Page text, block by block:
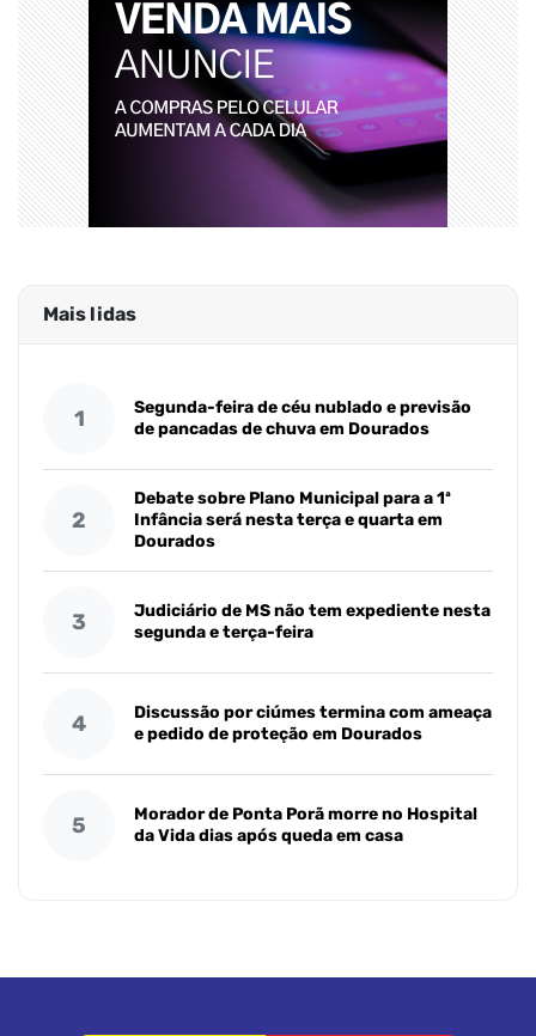
Mais lidas
1
Segunda-feira de céu nublado e previsão
de pancadas de chuva em Dourados
2
Debate sobre Plano Municipal para a 1ª
Infância será nesta terça e quarta em
Dourados
3
Judiciário de MS não tem expediente nesta
segunda e terça-feira
4
Discussão por ciúmes termina com ameaça
e pedido de proteção em Dourados
5
Morador de Ponta Porã morre no Hospital
da Vida dias após queda em casa